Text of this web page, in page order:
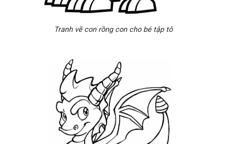
Tranh vẽ con rồng con cho bé tập tô